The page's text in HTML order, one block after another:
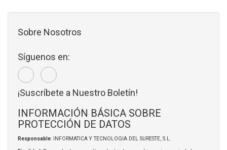
Sobre Nosotros
Síguenos en:
¡Suscríbete a Nuestro Boletín!
INFORMACIÓN BÁSICA SOBRE
PROTECCIÓN DE DATOS
Responsable: INFORMATICA Y TECNOLOGIA DEL SURESTE, S.L.